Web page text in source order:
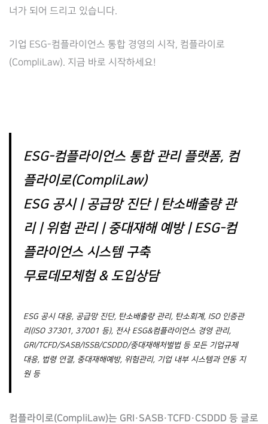
너가 되어 드리고 있습니다.
기업 ESG-컴플라이언스 통합 경영의 시작, 컴플라이로
(CompliLaw). 지금 바로 시작하세요!
ESG-컴플라이언스 통합 관리 플랫폼, 컴
플라이로(CompliLaw)
ESG 공시 | 공급망 진단 | 탄소배출량 관
리 | 위험 관리 | 중대재해 예방 | ESG-컴
플라이언스 시스템 구축
무료데모체험 & 도입상담
ESG 공시 대응, 공급망 진단, 탄소배출량 관리, 탄소회계, ISO 인증관
리(ISO 37301, 37001 등), 전사 ESG&컴플라이언스 경영 관리,
GRI/TCFD/SASB/ISSB/CSDDD/중대재해처벌법 등 모든 기업규제
대응, 법령 연결, 중대재해예방, 위험관리, 기업 내부 시스템과 연동 지
원 등
컴플라이로(CompliLaw)는 GRI·SASB·TCFD·CSDDD 등 글로